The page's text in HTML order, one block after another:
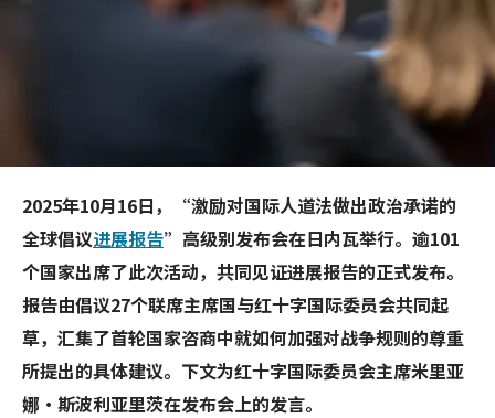
2025年10月16日，“激励对国际人道法做出政治承诺的
全球倡议进展报告”高级别发布会在日内瓦举行。逾101
个国家出席了此次活动，共同见证进展报告的正式发布。
报告由倡议27个联席主席国与红十字国际委员会共同起
草，汇集了首轮国家咨商中就如何加强对战争规则的尊重
所提出的具体建议。下文为红十字国际委员会主席米里亚
娜·斯波利亚里茨在发布会上的发言。